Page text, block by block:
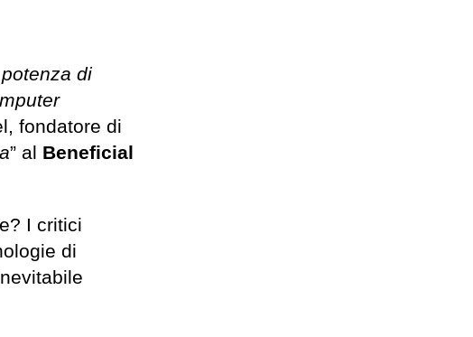
di
fondatore di
” al Beneficial
I critici
di